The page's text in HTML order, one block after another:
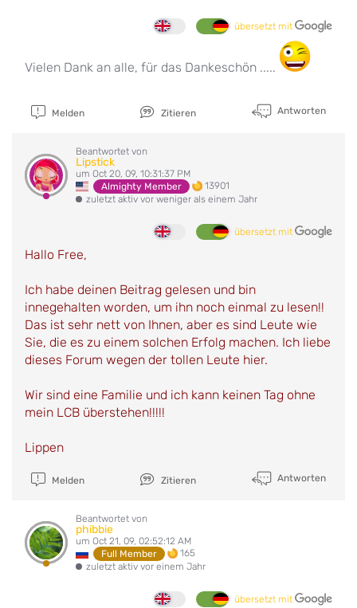
übersetzt mit
Vielen Dank an alle, für das Dankeschön .....
Melden Zitieren Antworten
Beantwortet von
Lipstick
um Oct 20, 09, 10:31:37 PM
Almighty Member
13901
zuletzt aktiv vor weniger als einem Jahr
übersetzt mit
Hallo Free,
Ich habe deinen Beitrag gelesen und bin
innegehalten worden, um ihn noch einmal zu lesen!!
Das ist sehr nett von Ihnen, aber es sind Leute wie
Sie, die es zu einem solchen Erfolg machen. Ich liebe
dieses Forum wegen der tollen Leute hier.
Wir sind eine Familie und ich kann keinen Tag ohne
mein LCB überstehen!!!!!
Lippen
Melden Zitieren Antworten
Beantwortet von
phibbie
um Oct 21, 09, 02:52:12 AM
Full Member
165
zuletzt aktiv vor einem Jahr
übersetzt mit